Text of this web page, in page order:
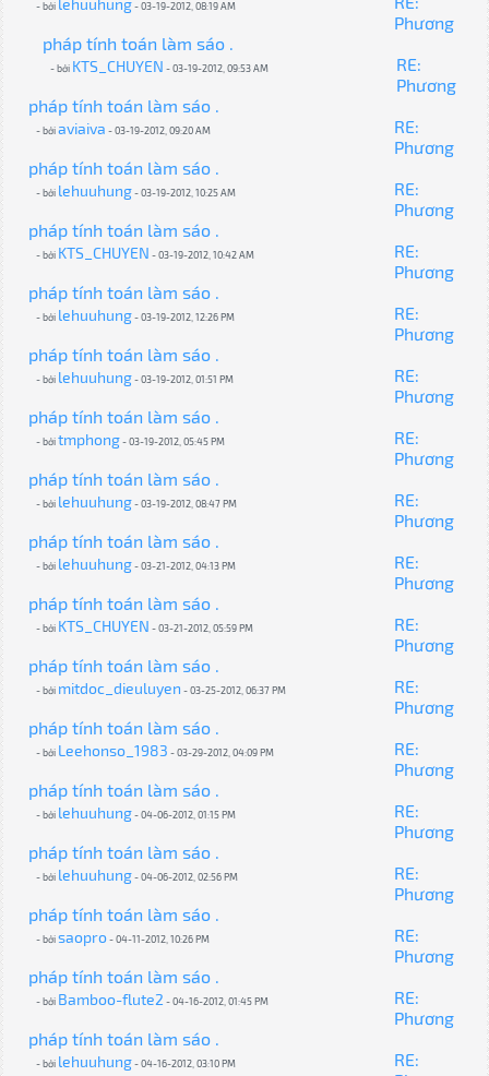
- bởi lehuuhung- 03-19-2012, 08:19 AM
Phương
pháp tính toán làm sáo .
- bởi KTS_CHUYEN - 03-19-2012, 09:53 AM
RE:
Phương
pháp tính toán làm sáo .
- bởiaviaiva - 03-19-2012, 09:20 AM
RE:
Phương
pháp tính toán làm sáo .
- bởi lehuuhung- 03-19-2012, 10:25 AM
RE:
Phương
pháp tính toán làm sáo .
- bởi KTS_CHUYEN - 03-19-2012, 10:42 AM
RE:
Phương
pháp tính toán làm sáo .
- bởi lehuuhung- 03-19-2012, 12:26 PM
RE:
Phương
pháp tính toán làm sáo .
- bởi lehuuhung- 03-19-2012, 01:51 PM
RE:
Phương
pháp tính toán làm sáo .
- bởitmphong- 03-19-2012, 05:45 PM
RE:
Phương
pháp tính toán làm sáo .
- bởi lehuuhung- 03-19-2012, 08:47 PM
RE:
Phương
pháp tính toán làm sáo .
- bởi lehuuhung- 03-21-2012, 04:13 PM
RE:
Phương
pháp tính toán làm sáo .
- bởi KTS_CHUYEN - 03-21-2012, 05:59 PM
RE:
Phương
pháp tính toán làm sáo .
- bởi mitdoc_dieuluyen - 03-25-2012, 06:37 PM
RE:
Phương
pháp tính toán làm sáo .
- bởi Leehonso_1983 - 03-29-2012, 04:09 PM
RE:
Phương
pháp tính toán làm sáo .
- bởi lehuuhung- 04-06-2012, 01:15 PM
RE:
Phương
pháp tính toán làm sáo .
- bởi lehuuhung- 04-06-2012, 02:56 PM
RE:
Phương
pháp tính toán làm sáo .
- bởisaopro- 04-11-2012, 10:26 PM
RE:
Phương
pháp tính toán làm sáo .
- bởi Bamboo-flute2 - 04-16-2012, 01:45 PM
RE:
Phương
pháp tính toán làm sáo .
- bởi lehuuhung- 04-16-2012, 03:10 PM
RE: